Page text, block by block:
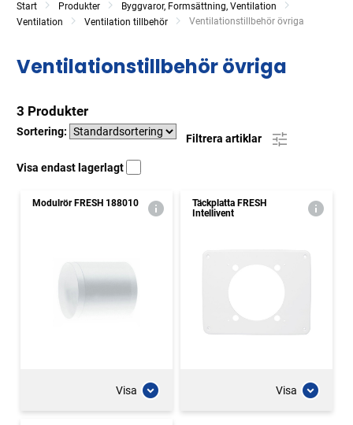
Start Produkter
Byggvaror, Formsättning, Ventilation
Ventilation
Ventilation tillbehör Current:
Ventilationstillbehör övriga
Ventilationstillbehör övriga
3 Produkter
Sortering:
Filtrera artiklar
Visa endast lagerlagt
Modulrör FRESH 188010
Visa
Täckplatta FRESH
Intellivent
Visa